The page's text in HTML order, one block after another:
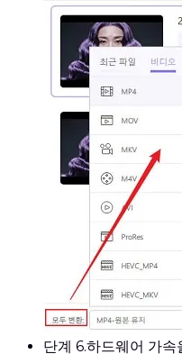
단계 6.하드웨어 가속